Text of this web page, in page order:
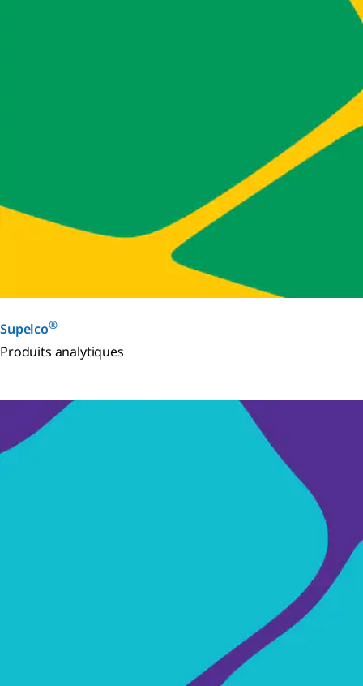
Supelco®
Produits analytiques